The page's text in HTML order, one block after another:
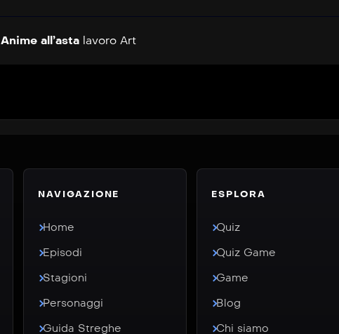
Anime all’asta lavoroArt
NAVIGAZIONE
Home
Episodi
Stagioni
Personaggi
Guida Streghe
ESPLORA
Quiz
Quiz Game
Game
Blog
Chi siamo